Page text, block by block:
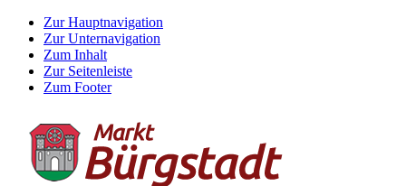
Zur Hauptnavigation
Zur Unternavigation
Zum Inhalt
Zur Seitenleiste
Zum Footer